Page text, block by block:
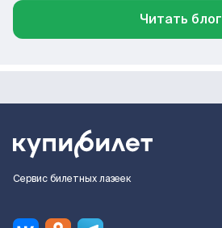
Читать блог
Сервис билетных лазеек